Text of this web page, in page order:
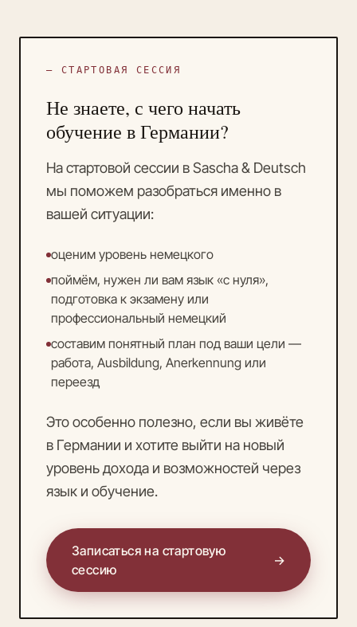
— СТАРТОВАЯ СЕССИЯ
Не знаете, с чего начать
обучение в Германии?
На стартовой сессии в Sascha & Deutsch
мы поможем разобраться именно в
вашей ситуации:
оценим уровень немецкого
поймём, нужен ли вам язык «с нуля»,
подготовка к экзамену или
профессиональный немецкий
составим понятный план под ваши цели —
работа, Ausbildung, Anerkennung или
переезд
Это особенно полезно, если вы живёте
в Германии и хотите выйти на новый
уровень дохода и возможностей через
язык и обучение.
Записаться на стартовую
сессию
→